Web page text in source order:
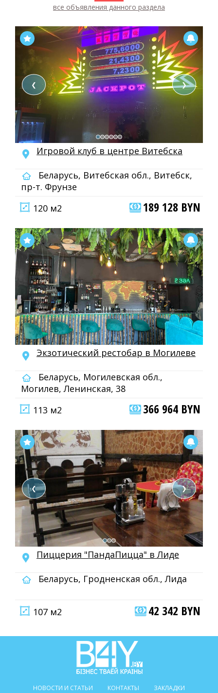
все объявления данного раздела
❮ ❯
Игровой клуб в центре Витебска
Беларусь, Витебская обл., Витебск,
пр-т. Фрунзе
120 м2
189 128 BYN
Экзотический рестобар в Могилеве
Беларусь, Могилевская обл.,
Могилев, Ленинская, 38
113 м2
366 964 BYN
❮ ❯
Пиццерия "ПандаПицца" в Лиде
Беларусь, Гродненская обл., Лида
107 м2 42 342 BYN
НОВОСТИ И СТАТЬИ КОНТАКТЫ
ЗАКЛАДКИ